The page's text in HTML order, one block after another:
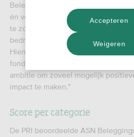
Beleggingsfondsen aan optimaal
én voor de wereld. Wij kiezen voor
te zoeken naar bedrijven met
bedrijfsactiviteiten en goede
Hiermee willen wij een voorbeeld
fondsen. Deze beoordeling van de
ambitie om zoveel mogelijk
impact te maken.”
Score per categorie
De PRI beoordeelde ASN
Weigeren
Accepteren